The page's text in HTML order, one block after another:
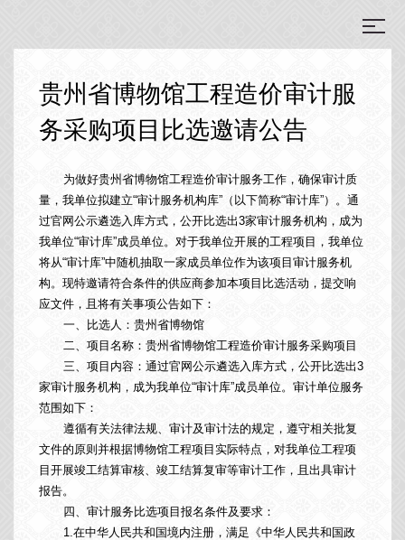
贵州省博物馆工程造价审计服
务采购项目比选邀请公告
为做好贵州省博物馆工程造价审计服务工作，确保审计质
量，我单位拟建立“审计服务机构库”（以下简称“审计库”）。通
过官网公示遴选入库方式，公开比选出3家审计服务机构，成为
我单位“审计库”成员单位。对于我单位开展的工程项目，我单位
将从“审计库”中随机抽取一家成员单位作为该项目审计服务机
构。现特邀请符合条件的供应商参加本项目比选活动，提交响
应文件，且将有关事项公告如下：
一、比选人： 贵州省博物馆
二、项目名称： 贵州省博物馆工程造价审计服务采购项目
三、项目内容： 通过官网公示遴选入库方式，公开比选出3
家审计服务机构，成为我单位“审计库”成员单位。审计单位服务
范围如下：
遵循有关法律法规、审计及审计法的规定，遵守相关批复
文件的原则并根据博物馆工程项目实际特点，对我单位工程项
目开展竣工结算审核、竣工结算复审等审计工作，且出具审计
报告。
四、审计服务比选项目报名条件及要求：
1.在中华人民共和国境内注册，满足《中华人民共和国政